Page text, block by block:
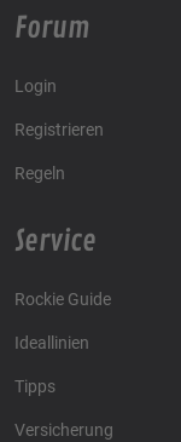
Forum
Login
Registrieren
Regeln
Service
Rockie Guide
Ideallinien
Tipps
Versicherung